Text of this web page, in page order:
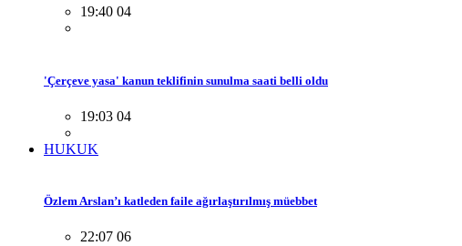
19:40 04
'Çerçeve yasa' kanun teklifinin sunulma saati belli oldu
19:03 04
HUKUK
Özlem Arslan’ı katleden faile ağırlaştırılmış müebbet
22:07 06